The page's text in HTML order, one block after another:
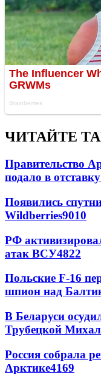
ЧИТАЙТЕ
Правительство
подало в отставку
Появились
Wildberries9010
РФ
атак ВСУ4822
Польские F-16
шпион над
В Беларуси
Трубецкой
Россия собрала
Арктике4169